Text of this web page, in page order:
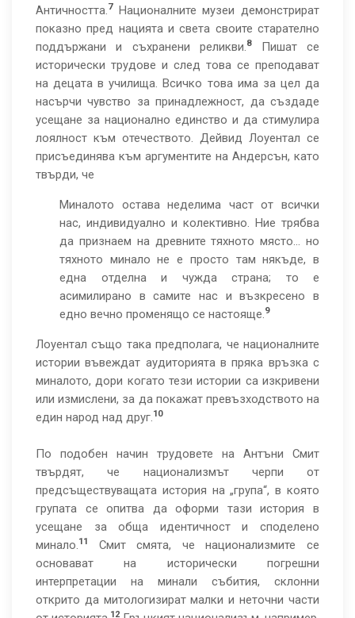
Античността.7Националните музеи демонстрират
показно пред нацията и света своите старателно
поддържани и съхранени реликви.8Пишат се
исторически трудове и след това се преподават
на децата в училища. Всичко това има за цел да
насърчи чувство за принадлежност, да създаде
усещане за национално единство и да стимулира
лоялност към отечеството. Дейвид Лоуентал се
присъединява към аргументите на Андерсън, като
твърди, че
Миналото остава неделима част от всички
нас, индивидуално и колективно. Ние трябва
да признаем на древните тяхното място... но
тяхното минало не е просто там някъде, в
една отделна и чужда страна; то е
асимилирано в самите нас и възкресено в
едно вечно променящо се настояще.9
Лоуентал също така предполага, че националните
истории въвеждат аудиторията в пряка връзка с
миналото, дори когато тези истории са изкривени
или измислени, за да покажат превъзходството на
един народ над друг.10
По подобен начин трудовете на Антъни Смит
твърдят, че национализмът черпи от
предсъществуващата история на „група“, в която
групата се опитва да оформи тази история в
усещане за обща идентичност и споделено
минало.11
Смит смята, че национализмите се
основават на исторически погрешни
интерпретации на минали събития, склонни
открито да митологизират малки и неточни части
12